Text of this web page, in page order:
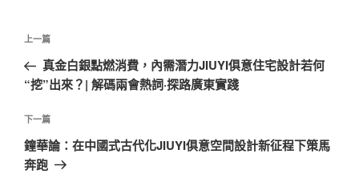
文
導
覽
上
一
篇
章
上一篇
真金白銀點燃消費，內需潛力JIUYI俱意住宅設計若何
“挖”出來？| 解碼兩會熱詞·探路廣東實踐
下
一
篇
下一篇
鐘華論：在中國式古代化JIUYI俱意空間設計新征程下策馬
奔跑